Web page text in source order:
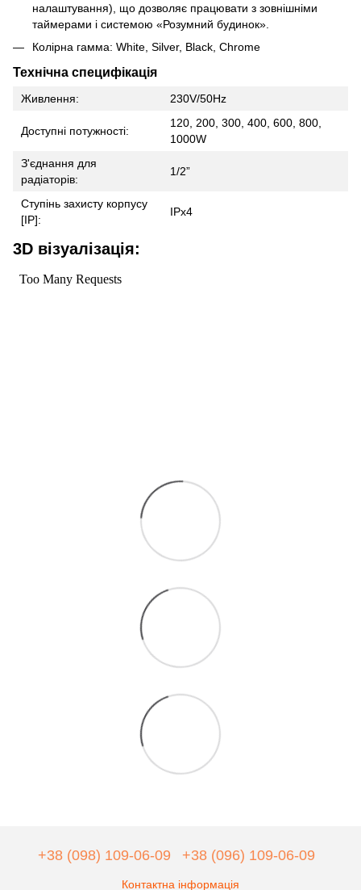
налаштування), що дозволяє працювати з зовнішніми
таймерами і системою «Розумний будинок».
Колірна гамма: White, Silver, Black, Chrome
Технiчна специфiкацiя
Живлення: 230V/50Hz
Доступні потужності:
120, 200, 300, 400, 600, 800,
1000W
З'єднання для
радіаторів:
1/2”
Ступінь захисту корпусу
[IP]:
IPx4
3D візуалізація:
+38 (098) 109-06-09 +38 (096) 109-06-09
Контактна інформація